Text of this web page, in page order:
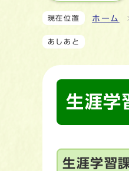
現在位置 ホーム
あしあと
生涯学
生涯学習